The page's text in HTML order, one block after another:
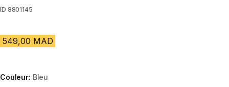
ID 8801145
549,00 MAD
Couleur: Bleu